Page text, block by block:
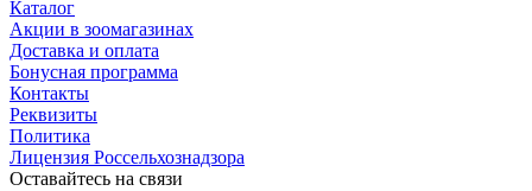
Каталог
Акции в зоомагазинах
Доставка и оплата
Бонусная программа
Контакты
Реквизиты
Политика
Лицензия Россельхознадзора
Оставайтесь на связи